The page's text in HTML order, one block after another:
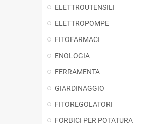
ELETTROUTENSILI
ELETTROPOMPE
FITOFARMACI
ENOLOGIA
FERRAMENTA
GIARDINAGGIO
FITOREGOLATORI
FORBICI PER POTATURA